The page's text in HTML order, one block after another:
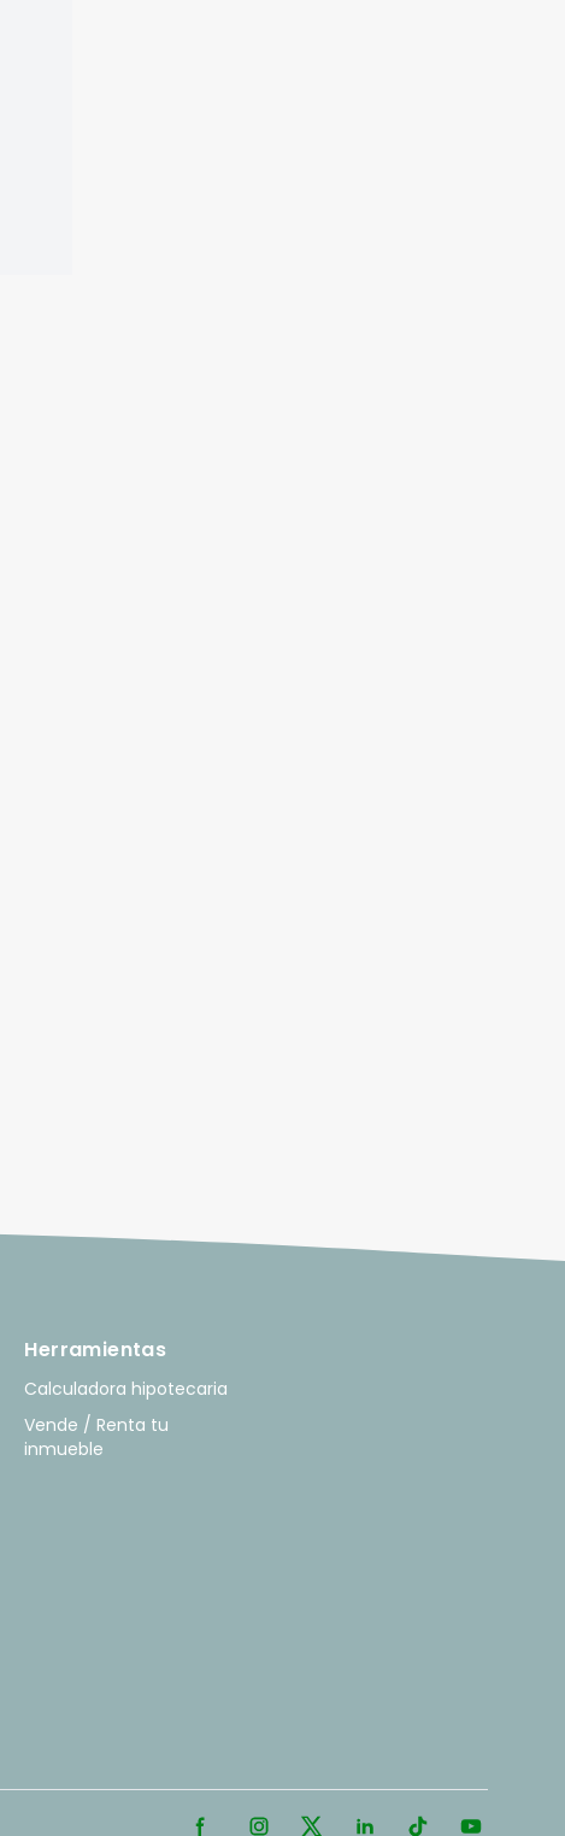
Herramientas
Calculadora hipotecaria
Vende / Renta tu
inmueble